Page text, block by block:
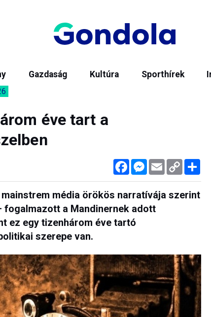
Gazdaság Kultúra Sporthírek
éve tart a
FacebookMessenger
Email Copy
Link
média örökös narratívája szerint
fogalmazott a Mandinernek adott
ez egy tizenhárom éve tartó
szerepe van.